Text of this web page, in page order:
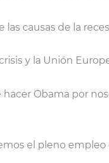
las causas de la
y la Unión
hacer Obama por
el pleno